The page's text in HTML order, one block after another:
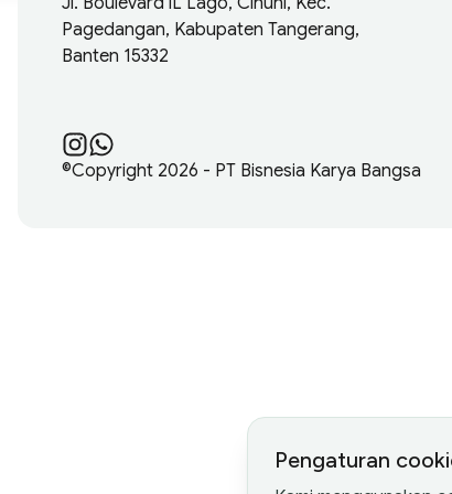
Pagedangan, Kabupaten Tangerang,
Banten 15332
©Copyright 2026 - PT Bisnesia Karya Bangsa
Pengaturan